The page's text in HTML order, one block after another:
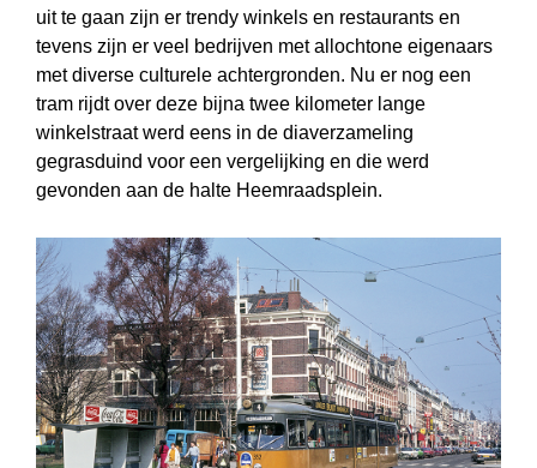
uit te gaan zijn er trendy winkels en restaurants en
tevens zijn er veel bedrijven met allochtone eigenaars
met diverse culturele achtergronden. Nu er nog een
tram rijdt over deze bijna twee kilometer lange
winkelstraat werd eens in de dia­verzameling
gegrasduind voor een vergelijking en die werd
gevonden aan de halte Heemraadsplein.